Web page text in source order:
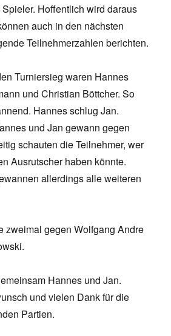
Hoffentlich wird daraus
auch in den nächsten
Teilnehmerzahlen berichten.
Turniersieg waren Hannes
und Christian Böttcher. So
Hannes schlug Jan.
und Jan gewann gegen
schauten die Teilnehmer, wer
Ausrutscher haben könnte.
allerdings alle weiteren
zweimal gegen Wolfgang Andre
Hannes und Jan.
und vielen Dank für die
Partien.